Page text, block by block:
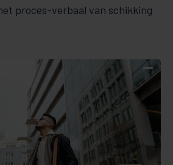
proces-verbaal van schikking